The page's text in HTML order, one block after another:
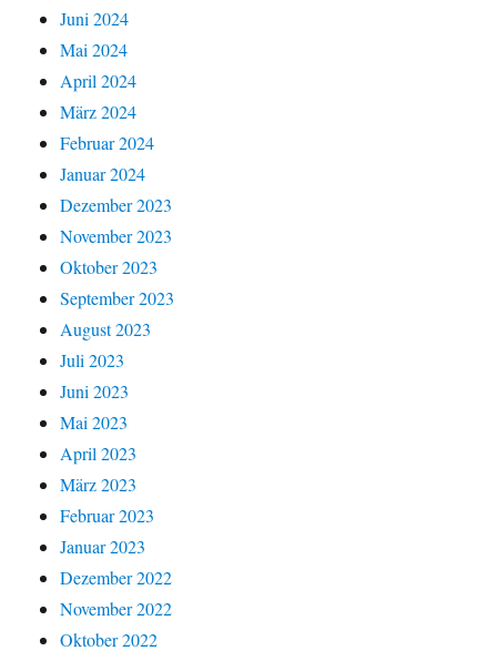
Juni 2024
Mai 2024
April 2024
März 2024
Februar 2024
Januar 2024
Dezember 2023
November 2023
Oktober 2023
September 2023
August 2023
Juli 2023
Juni 2023
Mai 2023
April 2023
März 2023
Februar 2023
Januar 2023
Dezember 2022
November 2022
Oktober 2022